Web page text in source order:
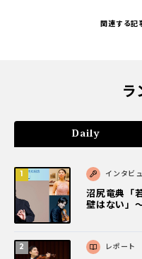
関連する記
ラ
Daily
インタビ
沼尻竜典「
壁はない」
レポート